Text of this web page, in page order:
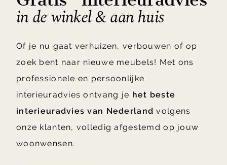
in de winkel & aan huis
Of je nu gaat verhuizen, verbouwen of op
zoek bent naar nieuwe meubels! Met ons
professionele en persoonlijke
interieuradvies ontvang je het beste
interieuradvies van Nederland volgens
onze klanten, volledig afgestemd op jouw
woonwensen.